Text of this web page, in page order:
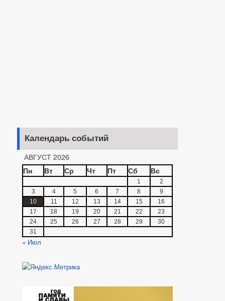
Календарь событий
АВГУСТ 2026
Пн
Вт Ср Чт Пт Сб Вс
1
2
3
4 5 6 7 8
9
10
11 12 13 14 15
16
17
18 19 20 21 22
23
24
25 26 27 28 29
30
31
« Июл